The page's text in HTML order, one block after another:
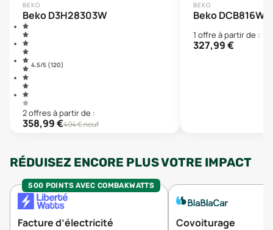
BEKO
Beko D3H28303W
4.5/5 (120)
2offresà partir de :
358,99€494€ neuf
BEKO
Beko DCB816W
1 offre à partir de :
327,99€
RÉDUISEZ ENCORE PLUS VOTRE IMPACT
500 POINTS AVEC COMBAKWATTS
Facture d’électricité Covoiturage